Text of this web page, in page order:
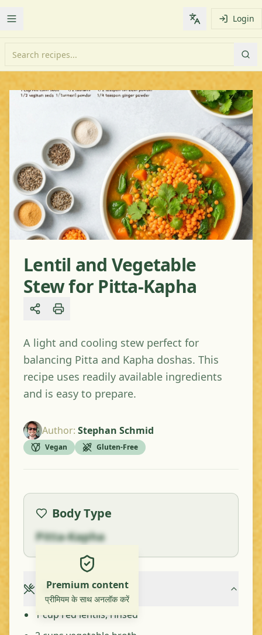
Toggle Menu Change Login
Lentil and Vegetable
Stew for Pitta-Kapha
Share
A light and cooling stew perfect for
balancing Pitta and Kapha doshas. This
recipe uses readily available ingredients
and is easy to prepare.
Author: Stephan Schmid
Vegan Gluten-Free
Body Type
Pitta-Kapha
Premium content
प्रीमियम के साथ अनलॉक करें
Ingredients
1 cup red lentils, rinsed